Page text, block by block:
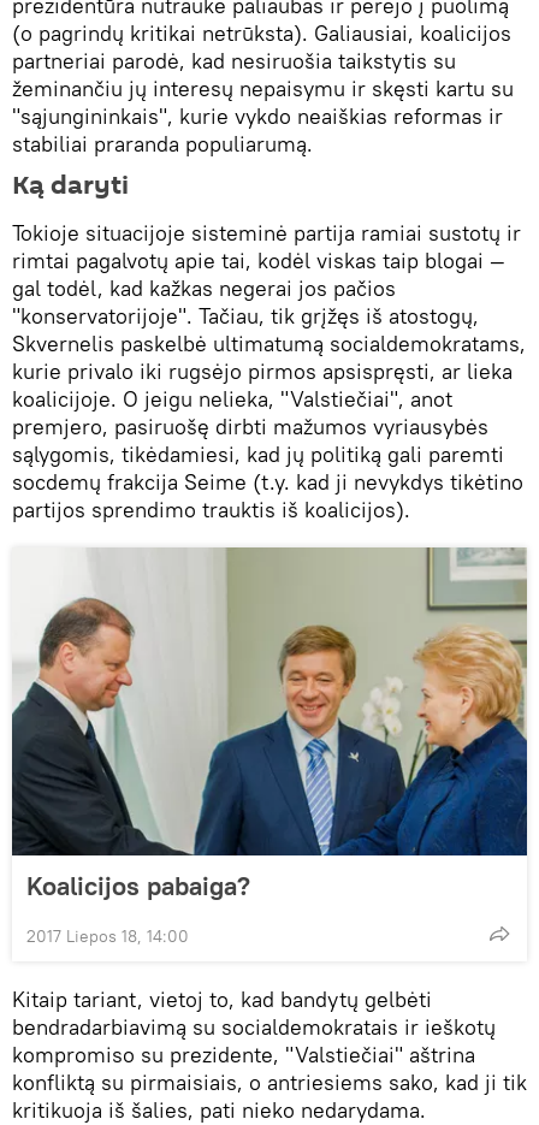
(o pagrindų kritikai netrūksta). Galiausiai, koalicijos
partneriai parodė, kad nesiruošia taikstytis su
žeminančiu jų interesų nepaisymu ir skęsti kartu su
"sąjungininkais", kurie vykdo neaiškias reformas ir
stabiliai praranda populiarumą.
Ką daryti
Tokioje situacijoje sisteminė partija ramiai sustotų ir
rimtai pagalvotų apie tai, kodėl viskas taip blogai —
gal todėl, kad kažkas negerai jos pačios
"konservatorijoje". Tačiau, tik grįžęs iš atostogų,
Skvernelis paskelbė ultimatumą socialdemokratams,
kurie privalo iki rugsėjo pirmos apsispręsti, ar lieka
koalicijoje. O jeigu nelieka, "Valstiečiai", anot
premjero, pasiruošę dirbti mažumos vyriausybės
sąlygomis, tikėdamiesi, kad jų politiką gali paremti
socdemų frakcija Seime (t.y. kad ji nevykdys tikėtino
partijos sprendimo trauktis iš koalicijos).
Koalicijos pabaiga?
2017 Liepos 18, 14:00
Kitaip tariant, vietoj to, kad bandytų gelbėti
bendradarbiavimą su socialdemokratais ir ieškotų
kompromiso su prezidente, "Valstiečiai" aštrina
konfliktą su pirmaisiais, o antriesiems sako, kad ji tik
kritikuoja iš šalies, pati nieko nedarydama.